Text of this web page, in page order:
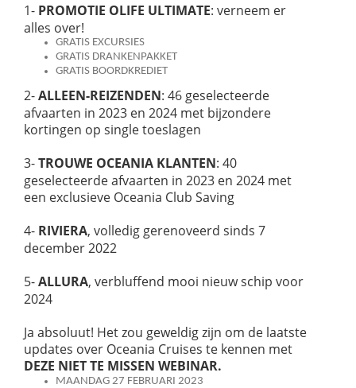
1- PROMOTIE OLIFE ULTIMATE: verneem er
alles over!
GRATIS EXCURSIES
GRATIS DRANKENPAKKET
GRATIS BOORDKREDIET
2-ALLEEN-REIZENDEN: 46 geselecteerde
afvaarten in 2023 en 2024 met bijzondere
kortingen op single toeslagen
3-TROUWE OCEANIA KLANTEN: 40
geselecteerde afvaarten in 2023 en 2024 met
een exclusieve Oceania Club Saving
4- RIVIERA, volledig gerenoveerd sinds 7
december 2022
5-ALLURA, verbluffend mooi nieuw schip voor
2024
Ja absoluut! Het zou geweldig zijn om de laatste
updates over Oceania Cruises te kennen met
DEZE NIET TE MISSEN WEBINAR.
MAANDAG 27 FEBRUARI 2023